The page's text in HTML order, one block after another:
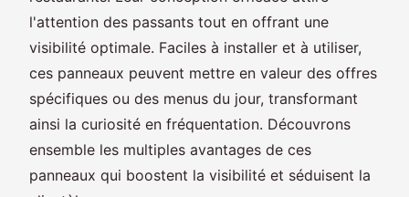
l'attention des passants tout en offrant une
visibilité optimale. Faciles à installer et à utiliser,
ces panneaux peuvent mettre en valeur des offres
spécifiques ou des menus du jour, transformant
ainsi la curiosité en fréquentation. Découvrons
ensemble les multiples avantages de ces
panneaux qui boostent la visibilité et séduisent la